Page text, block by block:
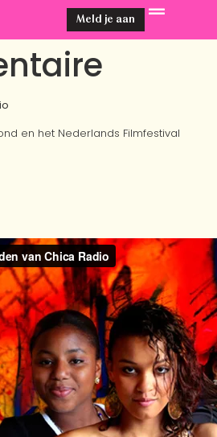
Meld je aan
en het Nederlands Filmfestival